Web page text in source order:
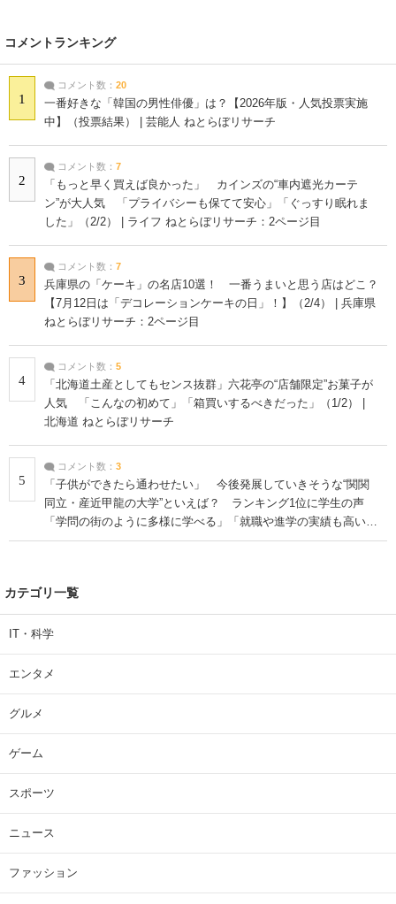
コメントランキング
1
コメント数： 20
一番好きな「韓国の男性俳優」は？【2026年版・人気投票実施
中】（投票結果） | 芸能人 ねとらぼリサーチ
2
コメント数： 7
「もっと早く買えば良かった」 カインズの“車内遮光カーテ
ン”が大人気 「プライバシーも保てて安心」「ぐっすり眠れま
した」（2/2） | ライフ ねとらぼリサーチ：2ページ目
3
コメント数： 7
兵庫県の「ケーキ」の名店10選！ 一番うまいと思う店はどこ？
【7月12日は「デコレーションケーキの日」！】（2/4） | 兵庫県
ねとらぼリサーチ：2ページ目
4
コメント数： 5
「北海道土産としてもセンス抜群」六花亭の“店舗限定”お菓子が
人気 「こんなの初めて」「箱買いするべきだった」（1/2） |
北海道 ねとらぼリサーチ
5
コメント数： 3
「子供ができたら通わせたい」 今後発展していきそうな“関関
同立・産近甲龍の大学”といえば？ ランキング1位に学生の声
「学問の街のように多様に学べる」「就職や進学の実績も高い」
| 大学 ねとらぼリサーチ
カテゴリ一覧
IT・科学
エンタメ
グルメ
ゲーム
スポーツ
ニュース
ファッション